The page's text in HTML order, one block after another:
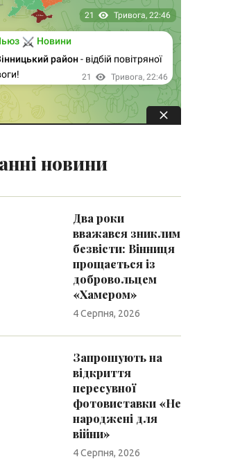
новини
Два роки
вважався зниклим
безвісти: Вінниця
прощається із
добровольцем
«Хамером»
4 Серпня, 2026
Запрошують на
відкриття
пересувної
фотовиставки «Не
народжені для
війни»
4 Серпня, 2026